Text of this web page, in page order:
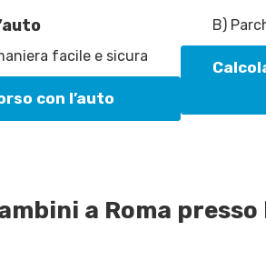
facile e sicura
con l’auto
B)
a Roma